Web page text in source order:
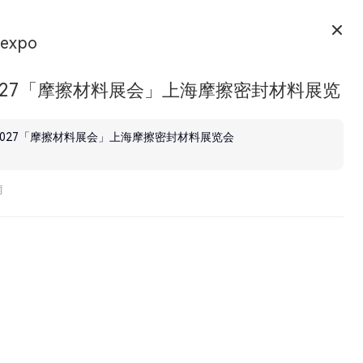
「摩擦材料展会」上海摩擦密封材料展览
「摩擦材料展会」上海摩擦密封材料展览会